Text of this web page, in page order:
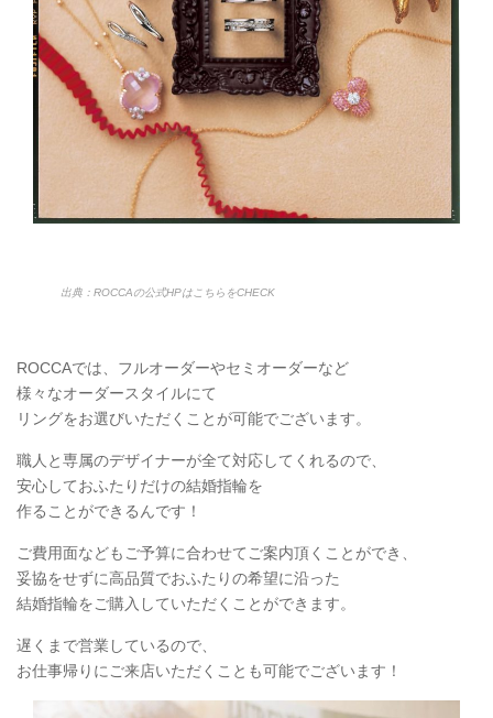
出典：ROCCAの公式HPはこちらをCHECK
ROCCAでは、フルオーダーやセミオーダーなど
様々なオーダースタイルにて
リングをお選びいただくことが可能でございます。
職人と専属のデザイナーが全て対応してくれるので、
安心しておふたりだけの結婚指輪を
作ることができるんです！
ご費用面などもご予算に合わせてご案内頂くことができ、
妥協をせずに高品質でおふたりの希望に沿った
結婚指輪をご購入していただくことができます。
遅くまで営業しているので、
お仕事帰りにご来店いただくことも可能でございます！